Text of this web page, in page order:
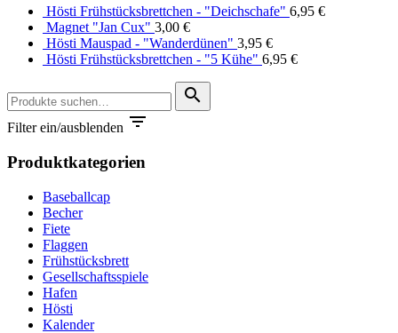
Hösti Frühstücksbrettchen - "Deichschafe" 6,95 €
Magnet "Jan Cux" 3,00 €
Hösti Mauspad - "Wanderdünen" 3,95 €
Hösti Frühstücksbrettchen - "5 Kühe" 6,95 €
nach:
search
Filter ein/ausblenden 
Produktkategorien
Baseballcap
Becher
Fiete
Flaggen
Frühstücksbrett
Gesellschaftsspiele
Hafen
Hösti
Kalender